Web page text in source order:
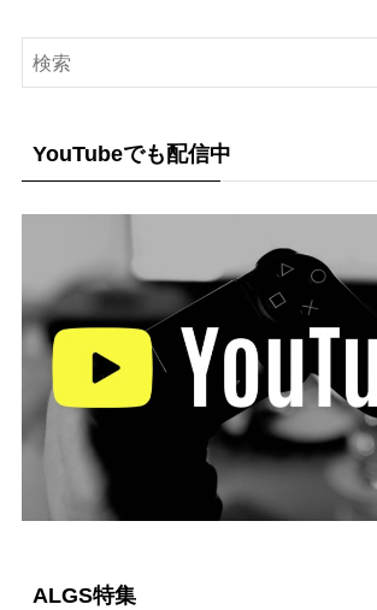
YouTubeでも配信中
ALGS特集